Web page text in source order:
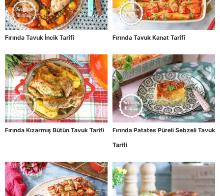
Fırında Tavuk İncik Tarifi Fırında Tavuk Kanat Tarifi
Fırında Kızarmış Bütün Tavuk Tarifi
Fırında Patates Püreli Sebzeli Tavuk
Tarifi